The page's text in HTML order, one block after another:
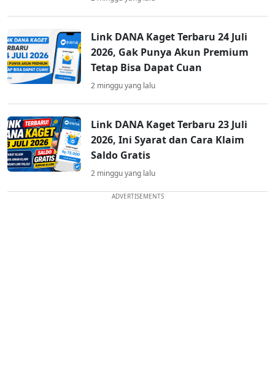
Link DANA Kaget Terbaru 24 Juli
2026, Gak Punya Akun Premium
Tetap Bisa Dapat Cuan
2 minggu yang lalu
Link DANA Kaget Terbaru 23 Juli
2026, Ini Syarat dan Cara Klaim
Saldo Gratis
2 minggu yang lalu
ADVERTISEMENTS